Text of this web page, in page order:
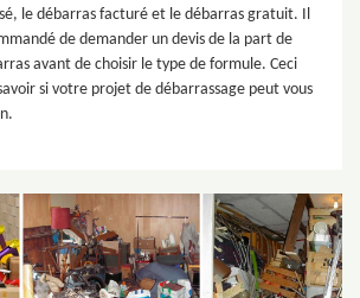
le débarras facturé et le débarras gratuit. Il
de demander un devis de la part de
avant de choisir le type de formule. Ceci
si votre projet de débarrassage peut vous